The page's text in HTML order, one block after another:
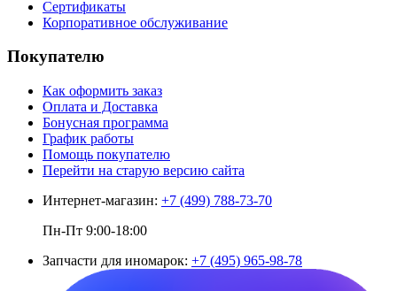
Сертификаты
Корпоративное обслуживание
Покупателю
Как оформить заказ
Оплата и Доставка
Бонусная программа
График работы
Помощь покупателю
Перейти на старую версию сайта
Интернет-магазин: +7 (499) 788-73-70
Пн-Пт 9:00-18:00
Запчасти для иномарок: +7 (495) 965-98-78